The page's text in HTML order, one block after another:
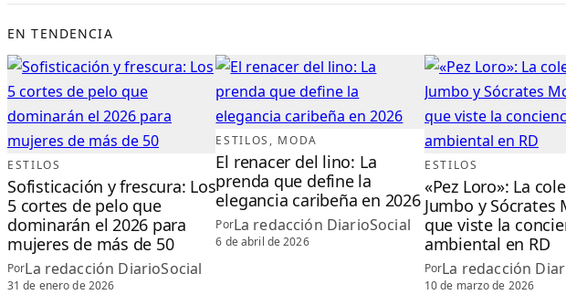
EN TENDENCIA
ESTILOS
Sofisticación y frescura: Los
5 cortes de pelo que
dominarán el 2026 para
mujeres de más de 50
PorLa redacción DiarioSocial
31 de enero de 2026
ESTILOS , MODA
El renacer del lino: La
prenda que define la
elegancia caribeña en 2026
PorLa redacción DiarioSocial
6 de abril de 2026
ESTILOS
«Pez Loro»: La
Jumbo y Sócrates
que viste la
ambiental en RD
PorLa redacción
10 de marzo de 2026